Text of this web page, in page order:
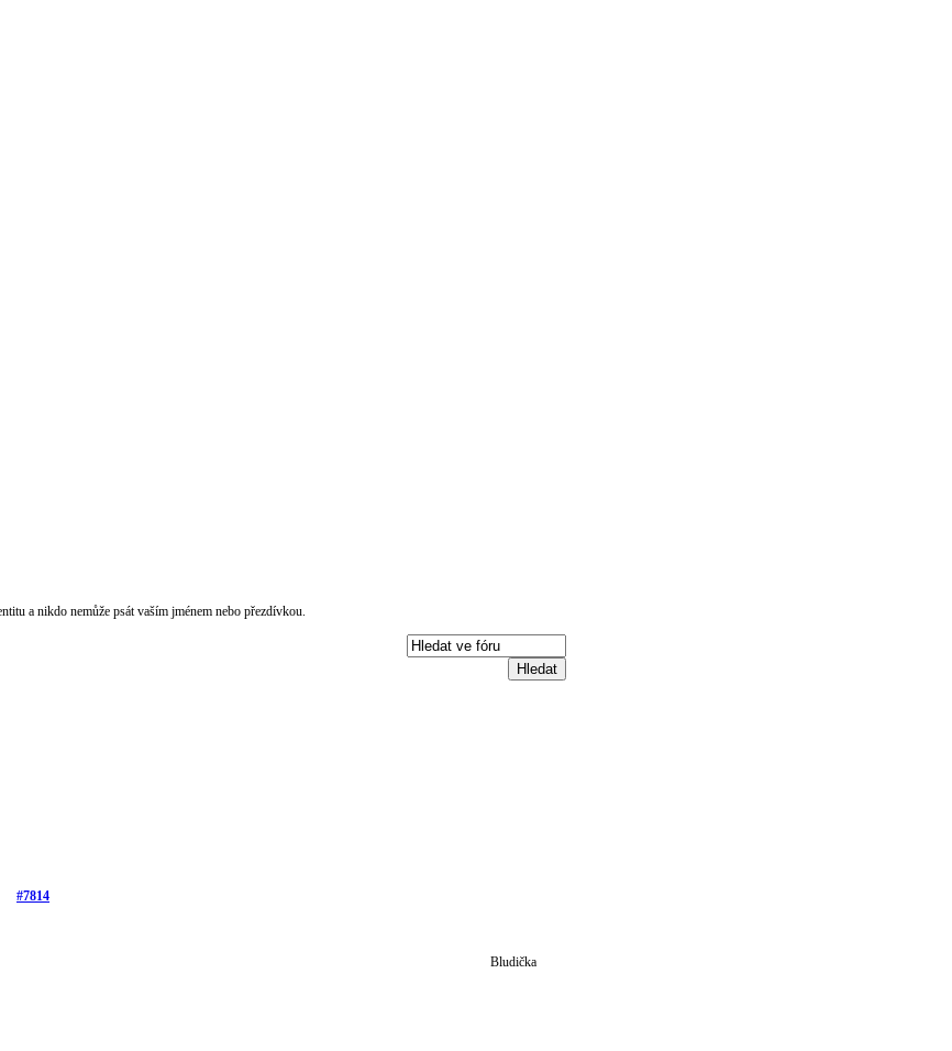
a nikdo nemůže psát vaším jménem nebo přezdívkou.
#7814
Bludička